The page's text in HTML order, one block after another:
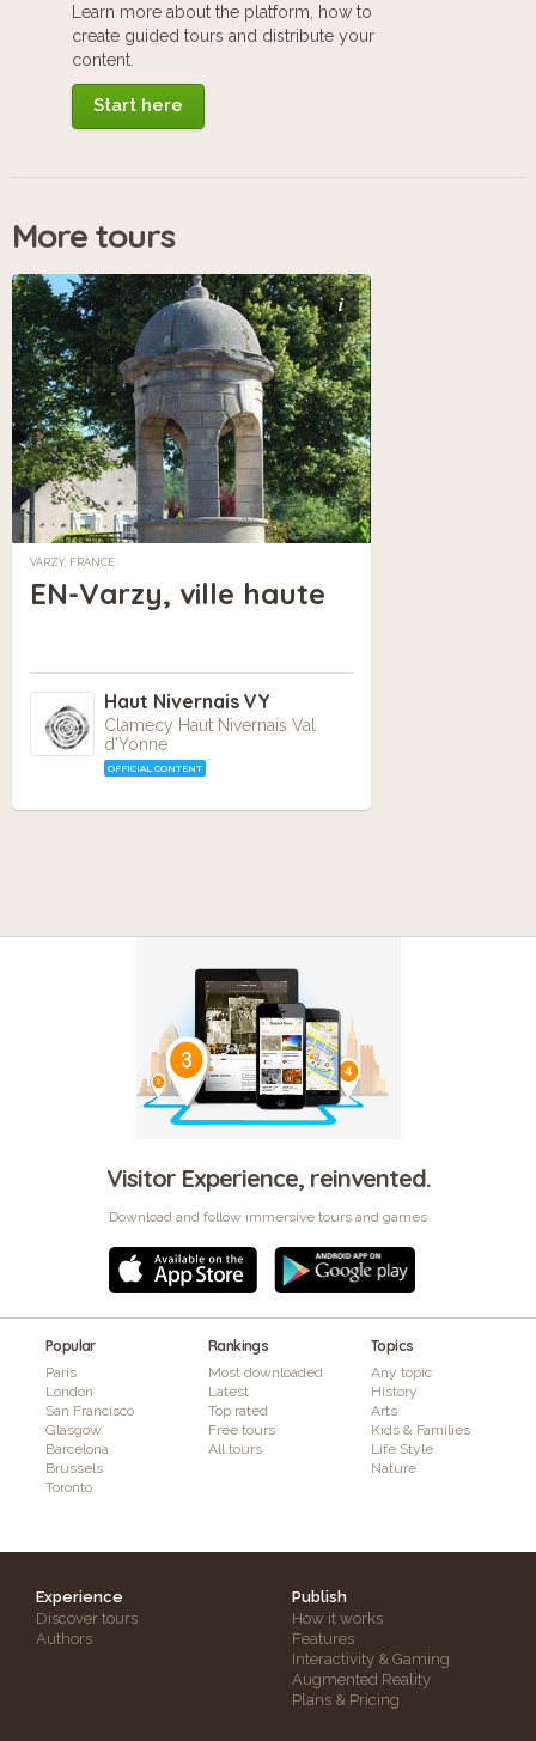
Learn more about the platform, how to
create guided tours and distribute your
content.
Start here
More tours
i
VARZY, FRANCE
EN-Varzy, ville haute
Haut Nivernais VY
Clamecy Haut Nivernais Val
d'Yonne
OFFICIAL CONTENT
Visitor Experience, reinvented.
Download and follow immersive tours and games
Popular
Paris
London
San Francisco
Glasgow
Barcelona
Brussels
Toronto
Rankings
Most downloaded
Latest
Top rated
Free tours
All tours
Topics
Any topic
History
Arts
Kids & Families
Life Style
Nature
Experience
Discover tours
Authors
Publish
How it works
Features
Interactivity & Gaming
Augmented Reality
Plans & Pricing